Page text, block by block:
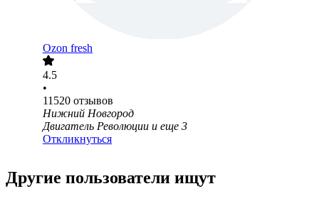
Ozon fresh
4.5
•
11520 отзывов
Нижний Новгород
Двигатель Революции и еще 3
Откликнуться
Другие пользователи ищут